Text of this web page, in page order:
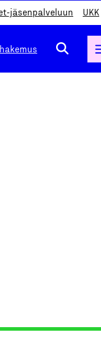
jäsenpalveluun UKK